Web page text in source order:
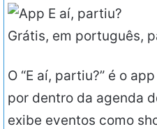
Grátis, em português,
O “E aí, partiu?” é o
por dentro da agenda
exibe eventos como